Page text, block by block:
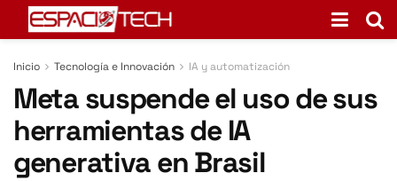
Inicio Tecnología e Innovación IA y automatización
Meta suspende el uso de sus
herramientas de IA
generativa en Brasil